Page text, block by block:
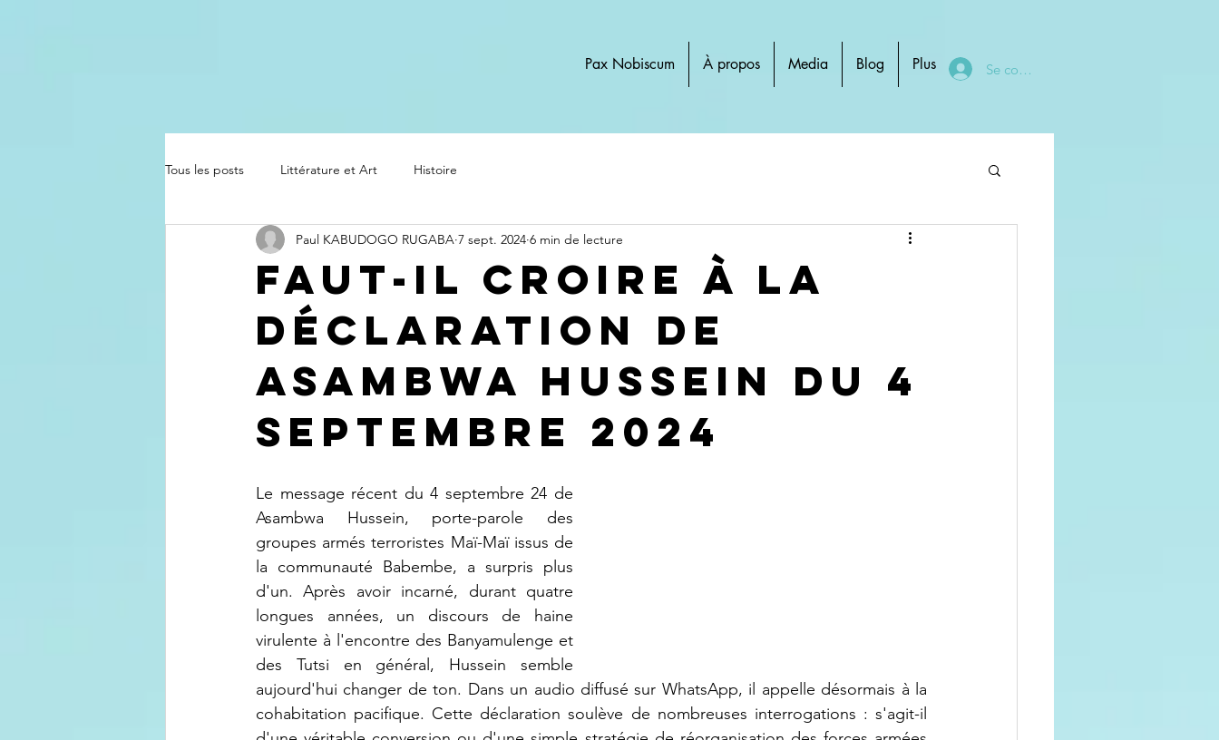
Pax Nobiscum À propos Media Blog Plus Se connecter
Tous les posts Littérature et Art Histoire
Faut-il croire à la
déclaration de
Asambwa Hussein du 4
septembre 2024
Paul KABUDOGO RUGABA 7 sept. 2024 6 min de lecture
Le message récent du 4 septembre 24 de
Asambwa Hussein, porte-parole des
groupes armés terroristes Maï-Maï issus de
la communauté Babembe, a surpris plus
d'un. Après avoir incarné, durant quatre
longues années, un discours de haine
virulente à l'encontre des Banyamulenge et
des Tutsi en général, Hussein semble
aujourd'hui changer de ton. Dans un audio diffusé sur WhatsApp, il appelle désormais à la
cohabitation pacifique. Cette déclaration soulève de nombreuses interrogations : s'agit-il